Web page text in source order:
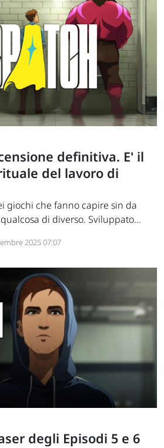
definitiva. E' il
del lavoro di
giochi che fanno capire sin da
di diverso. Sviluppato...
2025 07:07
degli Episodi 5 e 6